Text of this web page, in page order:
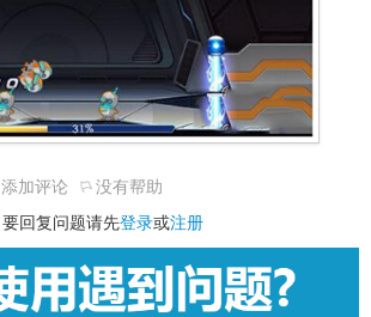
添加评论
没有帮助
要回复问题请先登录或注册